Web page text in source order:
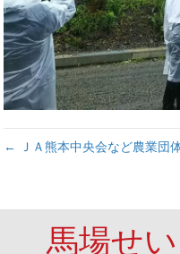
← ＪＡ熊本中央会など農業団
馬場せ